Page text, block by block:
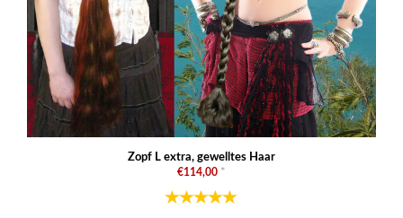
Zopf L extra, gewelltes Haar
€114,00 *